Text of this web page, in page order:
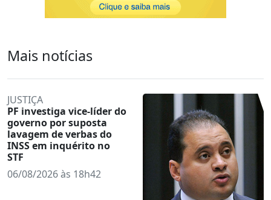
Mais notícias
JUSTIÇA
PF investiga vice-líder do
governo por suposta
lavagem de verbas do
INSS em inquérito no
STF
06/08/2026 às 18h42